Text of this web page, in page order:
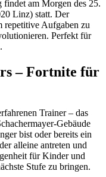
findet am Morgen des 25.
Linz) statt. Der
repetitive Aufgaben zu
Perfekt für
– Fortnite für
Trainer – das
Gebäude
bist oder bereits ein
alleine antreten und
für Kinder und
Stufe zu bringen.